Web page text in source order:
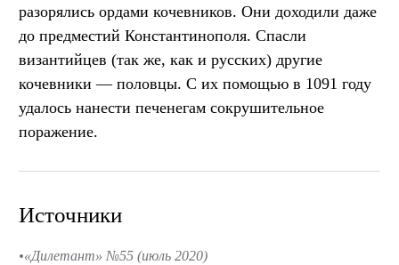
разорялись ордами кочевников. Они доходили даже
до предместий Константинополя. Спасли
византийцев (так же, как и русских) другие
кочевники — половцы. С их помощью в 1091 году
удалось нанести печенегам сокрушительное
поражение.
Источники
«Дилетант» №55 (июль 2020)